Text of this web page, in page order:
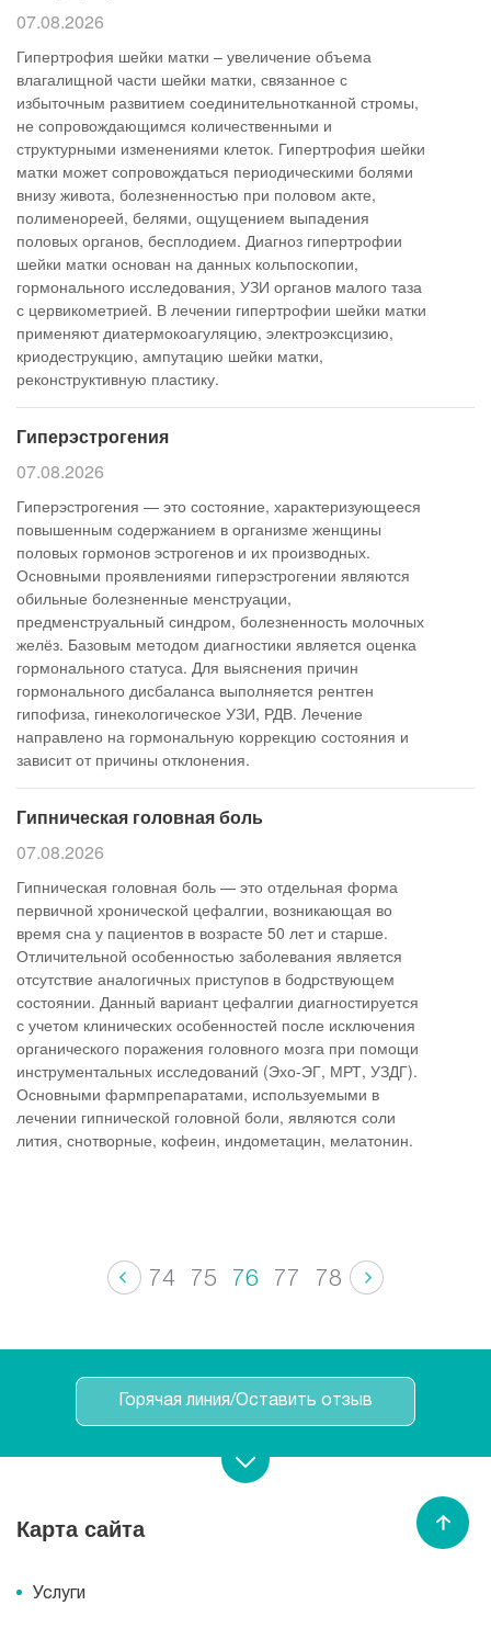
07.08.2026
Гипертрофия шейки матки – увеличение объема
влагалищной части шейки матки, связанное с
избыточным развитием соединительнотканной стромы,
не сопровождающимся количественными и
структурными изменениями клеток. Гипертрофия шейки
матки может сопровождаться периодическими болями
внизу живота, болезненностью при половом акте,
полименореей, белями, ощущением выпадения
половых органов, бесплодием. Диагноз гипертрофии
шейки матки основан на данных кольпоскопии,
гормонального исследования, УЗИ органов малого таза
с цервикометрией. В лечении гипертрофии шейки матки
применяют диатермокоагуляцию, электроэксцизию,
криодеструкцию, ампутацию шейки матки,
реконструктивную пластику.
Гиперэстрогения
07.08.2026
Гиперэстрогения — это состояние, характеризующееся
повышенным содержанием в организме женщины
половых гормонов эстрогенов и их производных.
Основными проявлениями гиперэстрогении являются
обильные болезненные менструации,
предменструальный синдром, болезненность молочных
желёз. Базовым методом диагностики является оценка
гормонального статуса. Для выяснения причин
гормонального дисбаланса выполняется рентген
гипофиза, гинекологическое УЗИ, РДВ. Лечение
направлено на гормональную коррекцию состояния и
зависит от причины отклонения.
Гипническая головная боль
07.08.2026
Гипническая головная боль — это отдельная форма
первичной хронической цефалгии, возникающая во
время сна у пациентов в возрасте 50 лет и старше.
Отличительной особенностью заболевания является
отсутствие аналогичных приступов в бодрствующем
состоянии. Данный вариант цефалгии диагностируется
с учетом клинических особенностей после исключения
органического поражения головного мозга при помощи
инструментальных исследований (Эхо-ЭГ, МРТ, УЗДГ).
Основными фармпрепаратами, используемыми в
лечении гипнической головной боли, являются соли
лития, снотворные, кофеин, индометацин, мелатонин.
74 75 76 77 78
Горячая линия/Оставить отзыв
Записаться на прием
Карта сайта
Услуги